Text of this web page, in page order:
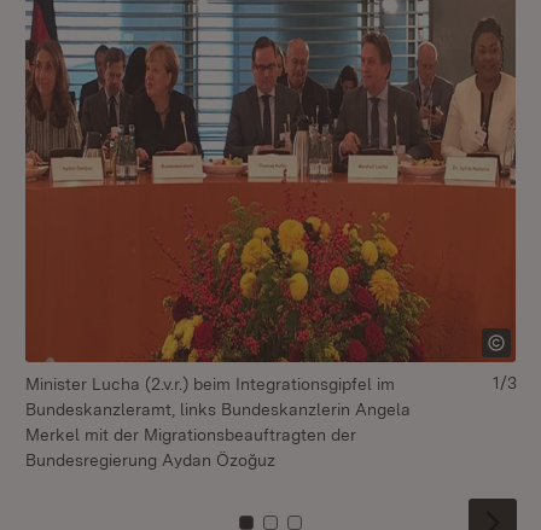
Minister Lucha (2.v.r.) beim Integrationsgipfel im
Bundeskanzleramt, links Bundeskanzlerin Angela
Merkel mit der Migrationsbeauftragten der
Bundesregierung Aydan Özoğuz
1/3